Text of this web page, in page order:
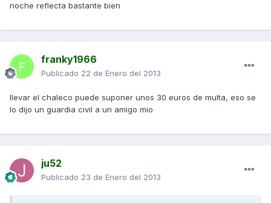
noche reflecta bastante bien
franky1966
Publicado 22 de Enero del 2013
llevar el chaleco puede suponer unos 30 euros de multa, eso se
lo dijo un guardia civil a un amigo mio
ju52
Publicado 23 de Enero del 2013